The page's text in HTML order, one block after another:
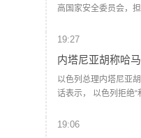
高国家安全委员会，
19:27
内塔尼亚胡称哈
以色列总理内塔尼亚
话表示， 以色列拒绝“
前，以军不会从加沙
19:06